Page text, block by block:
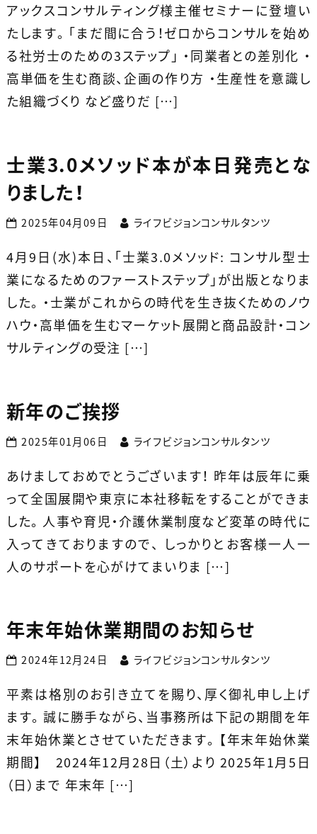
アックスコンサルティング様主催セミナーに登壇い
たします。 「まだ間に合う！ゼロからコンサルを始め
る社労士のための3ステップ」 ・同業者との差別化 ・
高単価を生む商談、企画の作り方 ・生産性を意識し
た組織づくり など盛りだ […]
士業3.0メソッド本が本日発売とな
りました！
2025年04月09日 ライフビジョンコンサルタンツ
4月9日(水)本日、「士業3.0メソッド: コンサル型士
業になるためのファーストステップ」が出版となりま
した。 ・士業がこれからの時代を生き抜くためのノウ
ハウ・高単価を生むマーケット展開と商品設計・コン
サルティングの受注 […]
新年のご挨拶
2025年01月06日 ライフビジョンコンサルタンツ
あけましておめでとうございます！ 昨年は辰年に乗
って全国展開や東京に本社移転をすることができま
した。 人事や育児・介護休業制度など変革の時代に
入ってきておりますので、 しっかりとお客様一人一
人のサポートを心がけてまいりま […]
年末年始休業期間のお知らせ
2024年12月24日 ライフビジョンコンサルタンツ
平素は格別のお引き立てを賜り、厚く御礼申し上げ
ます。 誠に勝手ながら、当事務所は下記の期間を年
末年始休業とさせていただきます。 【年末年始休業
期間】 2024年12月28日（土）より 2025年1月5日
（日）まで 年末年 […]